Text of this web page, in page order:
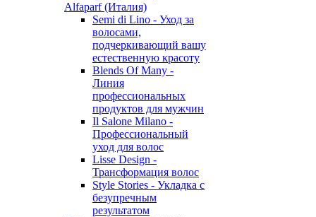
Alfaparf (Италия)
Semi di Lino - Уход за
волосами,
подчеркивающий вашу
естественную красоту
Blends Of Many -
Линия
профессиональных
продуктов для мужчин
Il Salone Milano -
Профессиональный
уход для волос
Lisse Design -
Трансформация волос
Style Stories - Укладка с
безупречным
результатом